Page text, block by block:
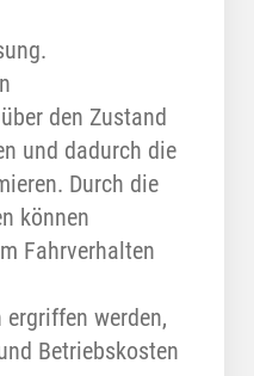
den Zustand
und dadurch die
Durch die
können
Fahrverhalten
werden,
Betriebskosten